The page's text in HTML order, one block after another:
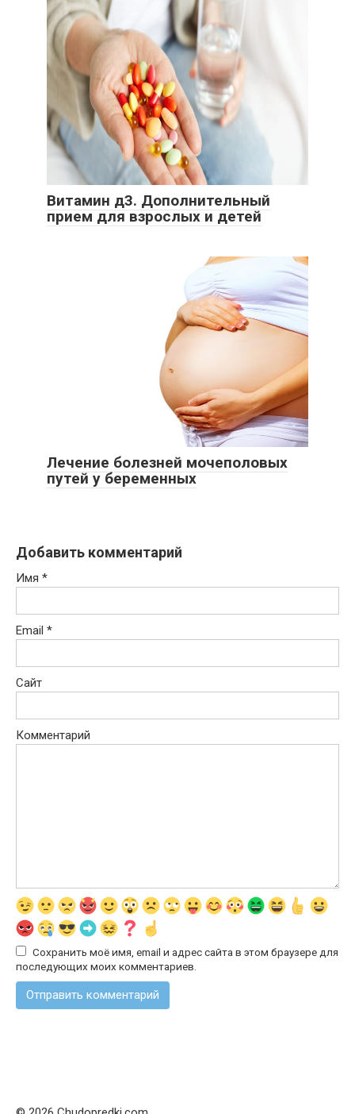
Витамин д3. Дополнительный
прием для взрослых и детей
Лечение болезней мочеполовых
путей у беременных
Добавить комментарий
Имя *
Email *
Сайт
Комментарий
Сохранить моё имя, email и адрес сайта в этом браузере для
последующих моих комментариев.